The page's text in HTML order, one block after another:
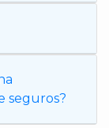
seguros?